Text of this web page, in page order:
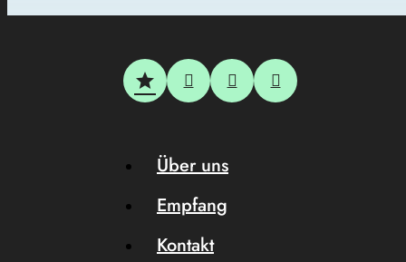
Über uns
Empfang
Kontakt